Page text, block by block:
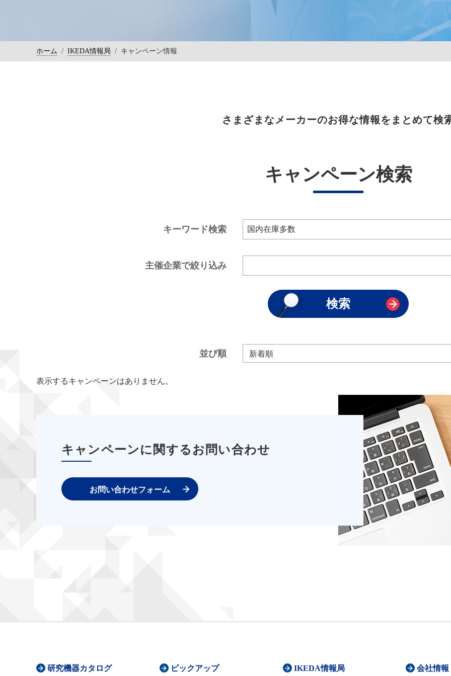
ホーム / IKEDA情報局 / キャンペーン情報
さまざまなメーカーのお得な情報をまとめて検
キャンペーン検索
キーワード検索
主催企業で絞り込み
並び順
表示するキャンペーンはありません。
キャンペーンに関するお問い合わせ
お問い合わせフォーム
研究機器カタログ ピックアップ IKEDA情報局 会社情報